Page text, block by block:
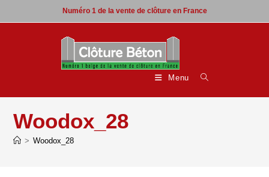
to
Numéro 1 de la vente de clôture en France
Menu
Woodox_28
> Woodox_28